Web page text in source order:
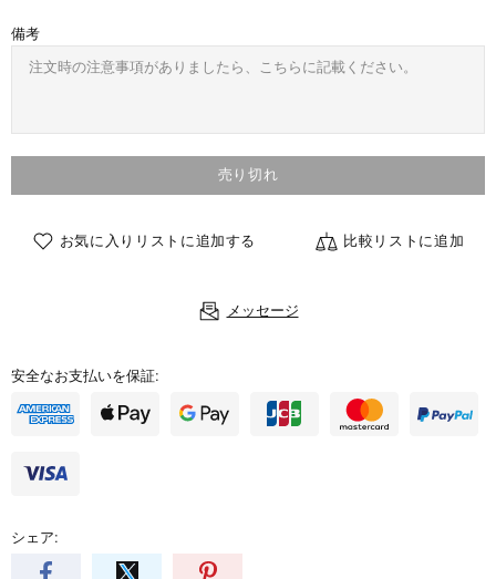
備考
売り切れ
お気に入りリストに追加する 比較リストに追加
メッセージ
安全なお支払いを保証:
シェア: